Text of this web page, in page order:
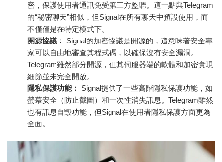
密，保護使用者通訊免受第三方監聽。這一點與Telegram
的“秘密聊天”相似，但Signal在所有聊天中預設使用，而
不僅僅是在特定模式下。
開源協議：
Signal的加密協議是開源的，這意味著安全專
家可以自由地審查其程式碼，以確保沒有安全漏洞。
Telegram雖然部分開源，但其伺服器端的軟體和加密實現
細節並未完全開放。
隱私保護功能：
Signal提供了一些高階隱私保護功能，如
螢幕安全（防止截圖）和一次性消失訊息。Telegram雖然
也有訊息自毀功能，但Signal在使用者隱私保護方面更為
全面。